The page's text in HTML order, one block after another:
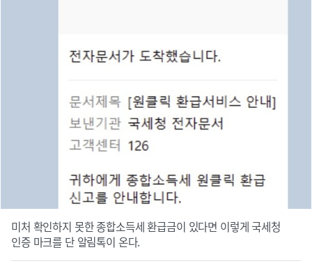
미처 확인하지 못한 종합소득세 환급금이 있다면 이렇게 국세청
인증 마크를 단 알림톡이 온다.